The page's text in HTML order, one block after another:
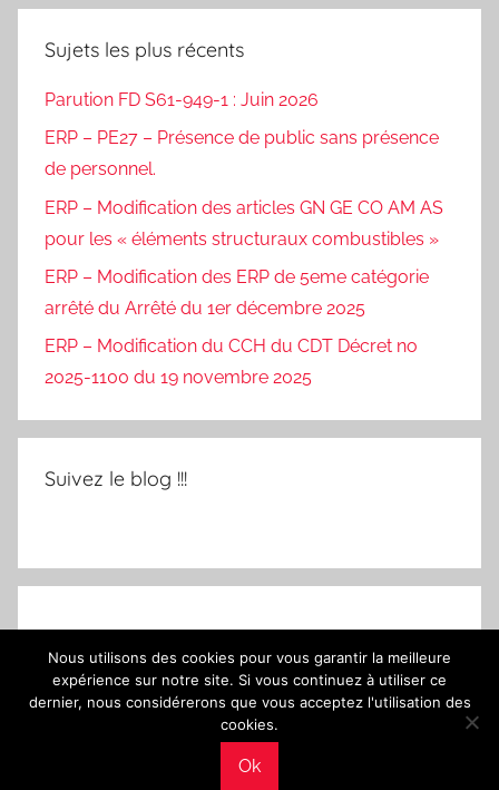
Sujets les plus récents
Parution FD S61-949-1 : Juin 2026
ERP – PE27 – Présence de public sans présence
de personnel.
ERP – Modification des articles GN GE CO AM AS
pour les « éléments structuraux combustibles »
ERP – Modification des ERP de 5eme catégorie
arrêté du Arrêté du 1er décembre 2025
ERP – Modification du CCH du CDT Décret no
2025-1100 du 19 novembre 2025
Suivez le blog !!!
WordPress Theme: Donovan by ThemeZee.
Nous utilisons des cookies pour vous garantir la meilleure
expérience sur notre site. Si vous continuez à utiliser ce
dernier, nous considérerons que vous acceptez l'utilisation des
cookies.
Ok